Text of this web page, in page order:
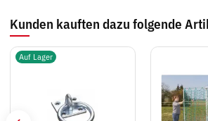
Kunden kauften dazu folgende
Auf Lager